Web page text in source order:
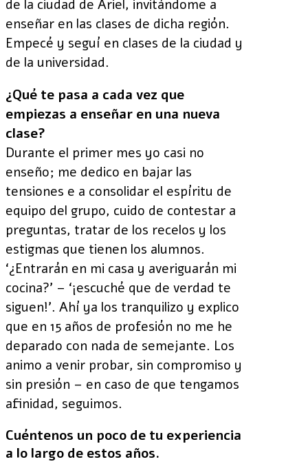
de la ciudad de Ariel, invitándome a
enseñar en las clases de dicha región.
Empecé y seguí en clases de la ciudad y
de la universidad.
¿Qué te pasa a cada vez que
empiezas a enseñar en una nueva
clase?
Durante el primer mes yo casi no
enseño; me dedico en bajar las
tensiones e a consolidar el espíritu de
equipo del grupo, cuido de contestar a
preguntas, tratar de los recelos y los
estigmas que tienen los alumnos.
‘¿Entrarán en mi casa y averiguarán mi
cocina?’ – ‘¡escuché que de verdad te
siguen!’. Ahí ya los tranquilizo y explico
que en 15 años de profesión no me he
deparado con nada de semejante. Los
animo a venir probar, sin compromiso y
sin presión – en caso de que tengamos
afinidad, seguimos.
Cuéntenos un poco de tu experiencia
a lo largo de estos años.